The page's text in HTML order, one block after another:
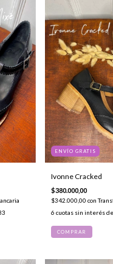
ENVÍO GRATIS
Ivonne Cracked
$380.000,00
$342.000,00 con
6 cuotas sin interés de
COMPRAR